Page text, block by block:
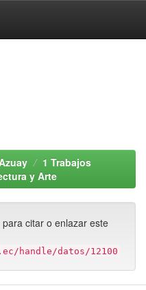
1 Trabajos
y Arte
citar o enlazar este
handle/datos/12100